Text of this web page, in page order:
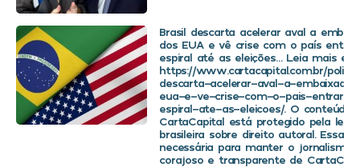
Brasil descarta acelerar aval a
dos EUA e vê crise com o país
espiral até as eleições… Leia mais em
https://www.cartacapital.com.br/
descarta-acelerar-aval-a-
eua-e-ve-crise-com-o-pais-entrar-
espiral-ate-as-eleicoes/. O conteúdo
CartaCapital está protegido pela
brasileira sobre direito autoral. Essa
necessária para manter o jornalismo
corajoso e transparente de